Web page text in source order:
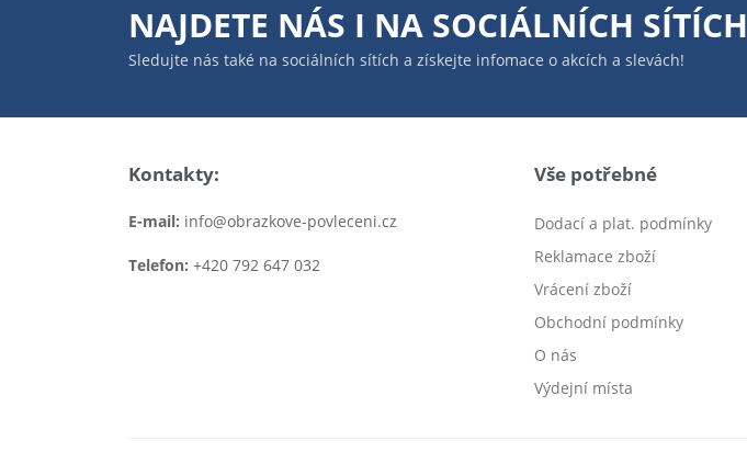
NAJDETE NÁS I NA SOCIÁLNÍCH SÍTÍCH
Sledujte nás také na sociálních sítích a získejte infomace o akcích a slevách!
Kontakty:
E-mail: info@obrazkove-povleceni.cz
Telefon: +420 792 647 032
Vše potřebné
Dodací a plat. podmínky
Reklamace zboží
Vrácení zboží
Obchodní podmínky
O nás
Výdejní místa